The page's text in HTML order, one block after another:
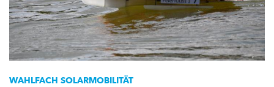
WAHLFACH SOLARMOBILITÄT